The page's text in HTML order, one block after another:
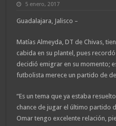
5 enero, 2017
Guadalajara, Jalisco –
Matías Almeyda, DT de Chivas,
cabida en su plantel, pues
decidió emigrar en su momento;
futbolista merece un partido de
“Es un tema que ya estaba
chance de jugar el último partido
Omar tengo excelente relación,